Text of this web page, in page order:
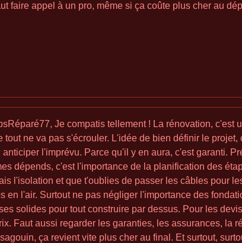
faire appel à un pro, même si ça coûte plus cher au
Je compatis tellement ! La rénovation, c'est
ne va pas s'écrouler. L'idée de bien définir le
l'imprévu. Parce qu'il y en aura, c'est garanti.
dépends, c'est l'importance de la planification des
l'isolation et que t'oublies de passer les câbles pour
en l'air. Surtout ne pas négliger l'importance des
solides pour tout construire par dessus. Pour les
Faut aussi regarder les garanties, les assurances, la
ça revient vite plus cher au final. Et surtout,